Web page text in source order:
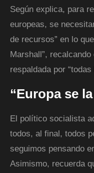
Según explica, para
europeas, se
de recursos” en lo
Marshall”,
respaldada por
“Europa se
El político socialista
todos, al final, todos
seguimos pensando
Asimismo, recuerda